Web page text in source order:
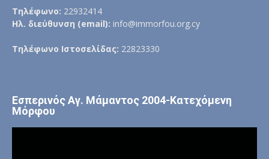
Τηλέφωνο: 22932414
Ηλ. διεύθυνση (email): info@immorfou.org.cy
Τηλέφωνο Ιστοσελίδας: 22823330
Εσπερινός Αγ. Μάμαντος 2004-Κατεχόμενη
Μόρφου